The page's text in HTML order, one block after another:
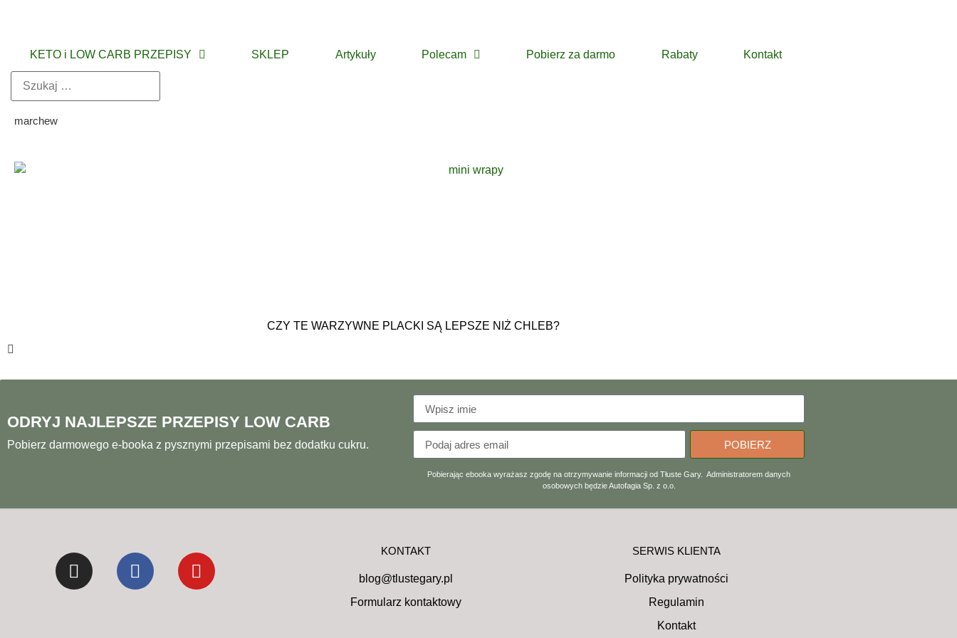
KETO i LOW CARB PRZEPISY SKLEP Artykuły Polecam Pobierz za darmo Rabaty Kontakt
marchew
CZY TE WARZYWNE PLACKI SĄ LEPSZE NIŻ CHLEB?
ODRYJ NAJLEPSZE PRZEPISY LOW CARB
Pobierz darmowego e-booka z pysznymi przepisami bez dodatku cukru. POBIERZ
Pobierając ebooka wyrażasz zgodę na otrzymywanie informacji od Tłuste Gary. Administratorem danych
osobowych będzie Autofagia Sp. z o.o.
KONTAKT
blog@tlustegary.pl
Formularz kontaktowy
SERWIS KLIENTA
Polityka prywatności
Regulamin
Kontakt